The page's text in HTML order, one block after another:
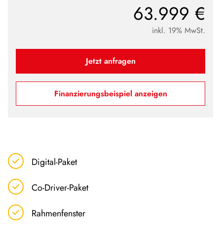
63.999 €
inkl. 19% MwSt.
Jetzt anfragen
Finanzierungsbeispiel anzeigen
Digital-Paket
Co-Driver-Paket
Rahmenfenster